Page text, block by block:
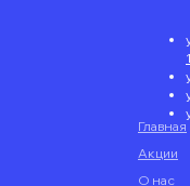
Главная
О нас
Акции